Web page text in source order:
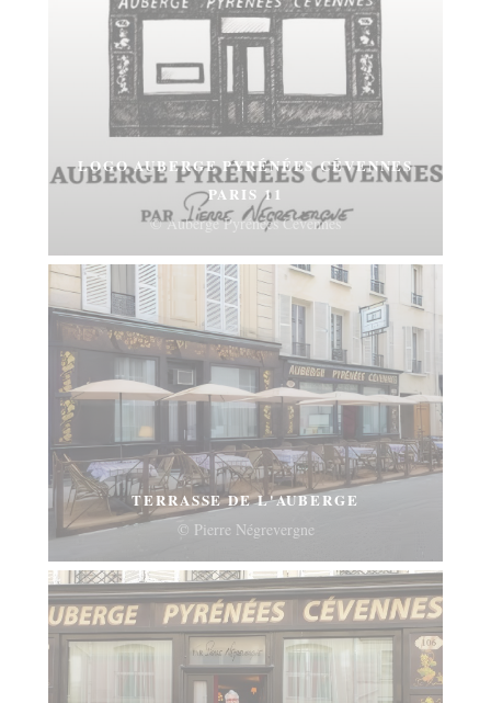
LOGO AUBERGE PYRÉNÉES CÉVENNES
PARIS 11
© Auberge Pyrénées Cévennes
TERRASSE DE L'AUBERGE
© Pierre Négrevergne